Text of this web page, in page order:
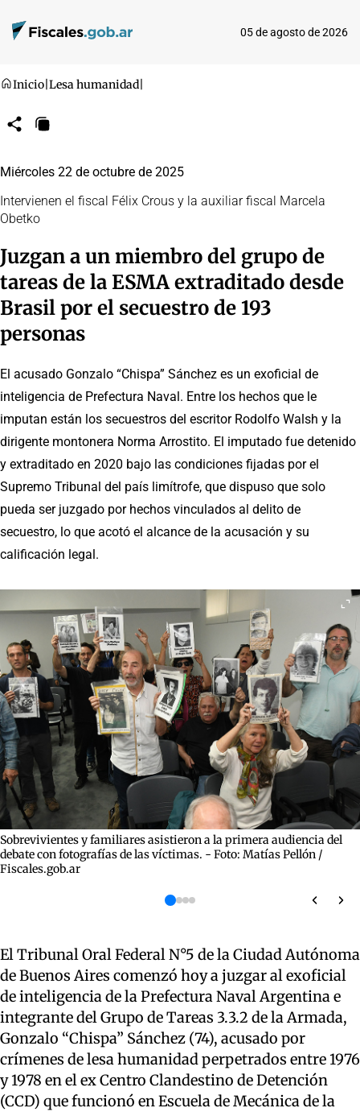
05 de agosto de 2026
Inicio Lesa humanidad
CompartirCopiar
Miércoles 22 de octubre de 2025
Intervienen el fiscal Félix Crous y la auxiliar fiscal Marcela
Obetko
Juzgan a un miembro del grupo de
tareas de la ESMA extraditado desde
Brasil por el secuestro de 193
personas
El acusado Gonzalo “Chispa” Sánchez es un exoficial de
inteligencia de Prefectura Naval. Entre los hechos que le
imputan están los secuestros del escritor Rodolfo Walsh y la
dirigente montonera Norma Arrostito. El imputado fue detenido
y extraditado en 2020 bajo las condiciones fijadas por el
Supremo Tribunal del país limítrofe, que dispuso que solo
pueda ser juzgado por hechos vinculados al delito de
secuestro, lo que acotó el alcance de la acusación y su
calificación legal.
Sobrevivientes y familiares asistieron a la primera audiencia del
debate con fotografías de las víctimas. - Foto: Matías Pellón /
Fiscales.gob.ar
El Tribunal Oral Federal N°5 de la Ciudad Autónoma
de Buenos Aires comenzó hoy a juzgar al exoficial
de inteligencia de la Prefectura Naval Argentina e
integrante del Grupo de Tareas 3.3.2 de la Armada,
Gonzalo “Chispa” Sánchez (74), acusado por
crímenes de lesa humanidad perpetrados entre 1976
y 1978 en el ex Centro Clandestino de Detención
(CCD) que funcionó en Escuela de Mecánica de la